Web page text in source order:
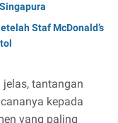
Staf McDonald’s
tantangan
kepada
yang paling